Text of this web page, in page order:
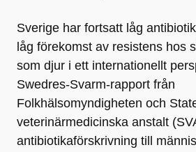
Sverige har fortsatt låg
låg förekomst av resistens hos
som djur i ett internationellt
Swedres-Svarm-rapport från
Folkhälsomyndigheten och
veterinärmedicinska anstalt
antibiotikaförskrivning till